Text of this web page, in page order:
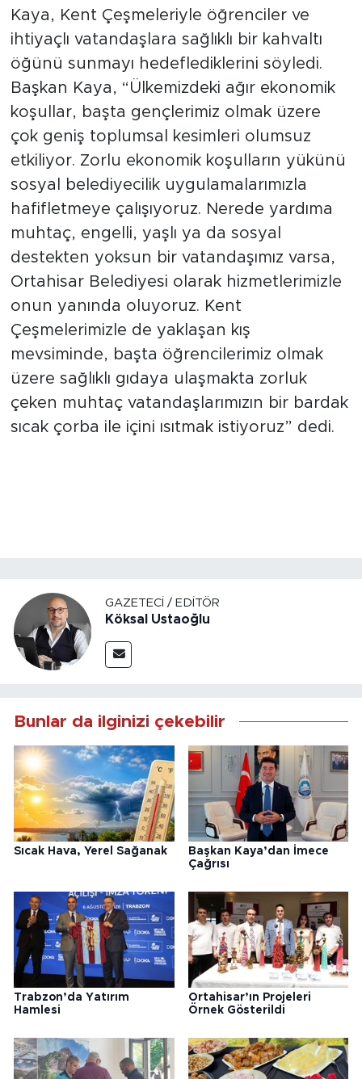
Kaya, Kent Çeşmeleriyle öğrenciler ve
ihtiyaçlı vatandaşlara sağlıklı bir kahvaltı
öğünü sunmayı hedeflediklerini söyledi.
Başkan Kaya, “Ülkemizdeki ağır ekonomik
koşullar, başta gençlerimiz olmak üzere
çok geniş toplumsal kesimleri olumsuz
etkiliyor. Zorlu ekonomik koşulların yükünü
sosyal belediyecilik uygulamalarımızla
hafifletmeye çalışıyoruz. Nerede yardıma
muhtaç, engelli, yaşlı ya da sosyal
destekten yoksun bir vatandaşımız varsa,
Ortahisar Belediyesi olarak hizmetlerimizle
onun yanında oluyoruz. Kent
Çeşmelerimizle de yaklaşan kış
mevsiminde, başta öğrencilerimiz olmak
üzere sağlıklı gıdaya ulaşmakta zorluk
çeken muhtaç vatandaşlarımızın bir bardak
sıcak çorba ile içini ısıtmak istiyoruz” dedi.
GAZETECI / EDITÖR
Köksal Ustaoğlu
Bunlar da ilginizi çekebilir
Sıcak Hava, Yerel Sağanak
Başkan Kaya’dan İmece
Çağrısı
Trabzon’da Yatırım
Hamlesi
Ortahisar’ın Projeleri
Örnek Gösterildi